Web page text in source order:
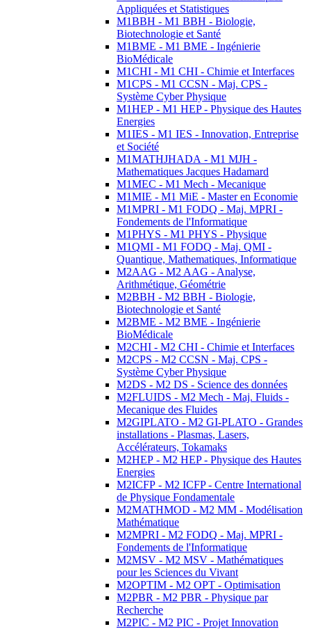
Appliquées et Statistiques
M1BBH - M1 BBH - Biologie,
Biotechnologie et Santé
M1BME - M1 BME - Ingénierie
BioMédicale
M1CHI - M1 CHI - Chimie et Interfaces
M1CPS - M1 CCSN - Maj. CPS -
Système Cyber Physique
M1HEP - M1 HEP - Physique des Hautes
Energies
M1IES - M1 IES - Innovation, Entreprise
et Société
M1MATHJHADA - M1 MJH -
Mathematiques Jacques Hadamard
M1MEC - M1 Mech - Mecanique
M1MIE - M1 MiE - Master en Economie
M1MPRI - M1 FODQ - Maj. MPRI -
Fondements de l'Informatique
M1PHYS - M1 PHYS - Physique
M1QMI - M1 FODQ - Maj. QMI -
Quantique, Mathematiques, Informatique
M2AAG - M2 AAG - Analyse,
Arithmétique, Géométrie
M2BBH - M2 BBH - Biologie,
Biotechnologie et Santé
M2BME - M2 BME - Ingénierie
BioMédicale
M2CHI - M2 CHI - Chimie et Interfaces
M2CPS - M2 CCSN - Maj. CPS -
Système Cyber Physique
M2DS - M2 DS - Science des données
M2FLUIDS - M2 Mech - Maj. Fluids -
Mecanique des Fluides
M2GIPLATO - M2 GI-PLATO - Grandes
installations - Plasmas, Lasers,
Accélérateurs, Tokamaks
M2HEP - M2 HEP - Physique des Hautes
Energies
M2ICFP - M2 ICFP - Centre International
de Physique Fondamentale
M2MATHMOD - M2 MM - Modélisation
Mathématique
M2MPRI - M2 FODQ - Maj. MPRI -
Fondements de l'Informatique
M2MSV - M2 MSV - Mathématiques
pour les Sciences du Vivant
M2OPTIM - M2 OPT - Optimisation
M2PBR - M2 PBR - Physique par
Recherche
M2PIC - M2 PIC - Projet Innovation